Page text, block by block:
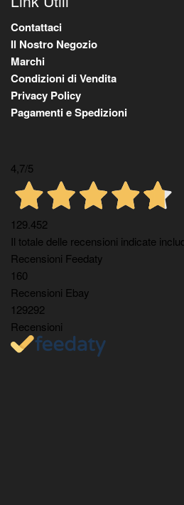
Contattaci
Il Nostro Negozio
Marchi
Condizioni di Vendita
Privacy Policy
Pagamenti e Spedizioni
4,7/5
129.452
Il totale delle recensioni indicate
Recensioni Feedaty
160
Recensioni Ebay
129292
Recensioni